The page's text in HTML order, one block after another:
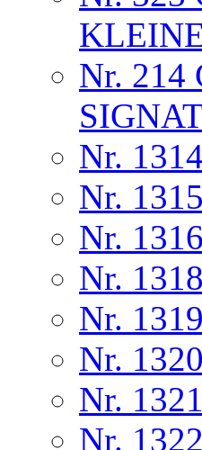
Nr. 214
Nr.
Nr.
Nr.
Nr.
Nr.
Nr.
Nr.
Nr.